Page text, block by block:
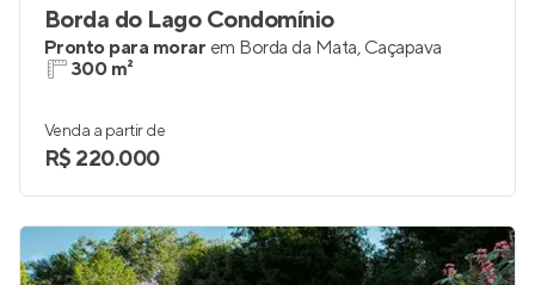
Borda do Lago Condomínio
Pronto para morar em Borda da Mata, Caçapava
300 m²
Venda a partir de
R$ 220.000